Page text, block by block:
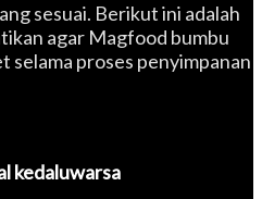
sesuai. Berikut ini adalah
agar Magfood bumbu
selama proses penyimpanan
kedaluwarsa